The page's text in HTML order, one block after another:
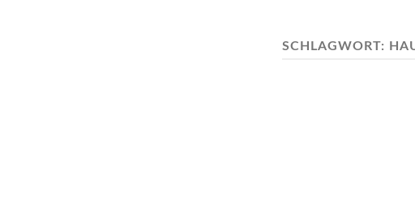
SCHLAGWORT: